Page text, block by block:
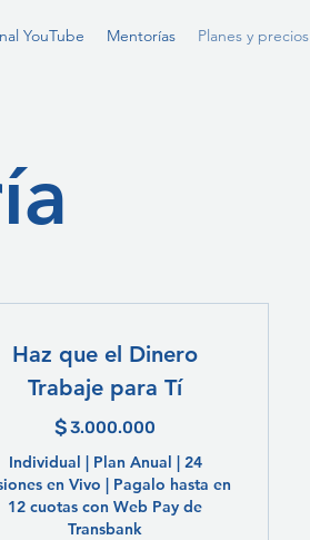
YouTube Mentorías Planes y precios
Haz que el Dinero
Trabaje para Tí
$3.000.000
Individual | Plan Anual | 24
en Vivo | Pagalo hasta en
12 cuotas con Web Pay de
Transbank